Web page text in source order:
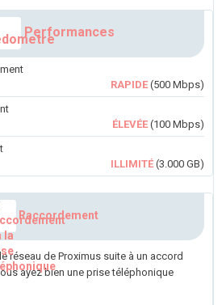
Performances
RAPIDE (500 Mbps)
ÉLEVÉE (100 Mbps)
ILLIMITÉ (3.000 GB)
Raccordement
réseau de Proximus suite à un accord
ayez bien une prise téléphonique